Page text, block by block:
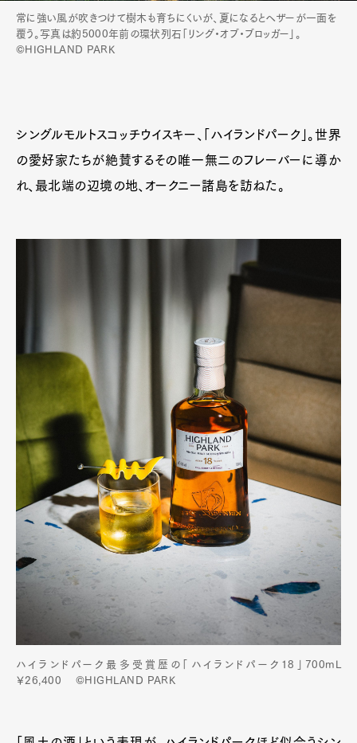
常に強い風が吹きつけて樹木も育ちにくいが、夏になるとヘザーが一面を
覆う。写真は約5000年前の環状列石「リング・オブ・ブロッガー」。
©HIGHLAND PARK
シングルモルトスコッチウイスキー、「ハイランドパーク」。世界
の愛好家たちが絶賛するその唯一無二のフレーバーに導か
れ、最北端の辺境の地、オークニー諸島を訪ねた。
ハイランドパーク最多受賞歴の「ハイランドパーク18」700mL
￥26,400 ©HIGHLAND PARK